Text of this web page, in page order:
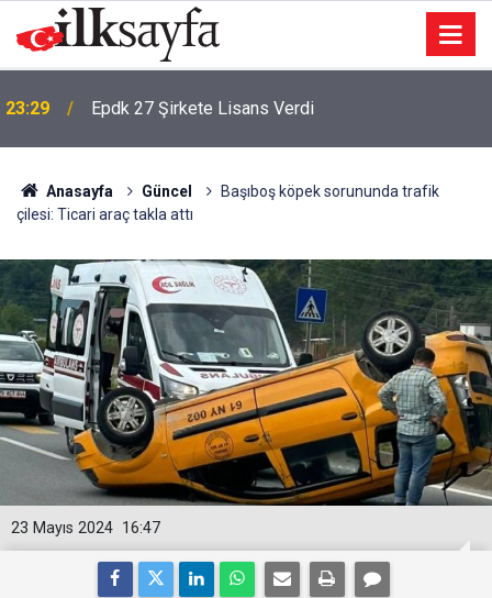
23:29 Epdk 27 Şirkete Lisans Verdi
Anasayfa Güncel
Başıboş köpek sorununda trafik
çilesi: Ticari araç takla attı
16:47
23 Mayıs 2024